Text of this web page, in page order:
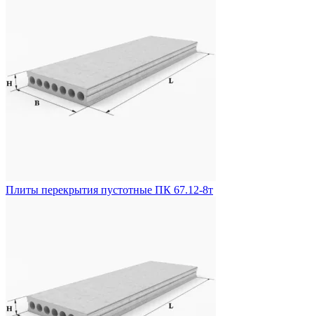
Плиты перекрытия пустотные ПК 67.12-8т